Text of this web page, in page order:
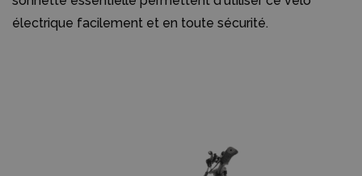
électrique facilement et en toute sécurité.